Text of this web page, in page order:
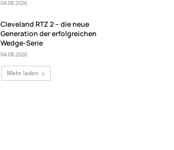
04.08.2026
Cleveland RTZ 2 – die neue
Generation der erfolgreichen
Wedge-Serie
04.08.2026
Mehr laden